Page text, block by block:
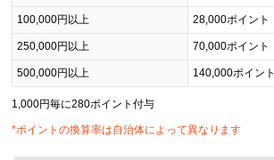
100,000円以上 28,000ポイント
250,000円以上 70,000ポイント
500,000円以上 140,000ポイント
1,000円毎に280ポイント付与
*ポイントの換算率は自治体によって異なります